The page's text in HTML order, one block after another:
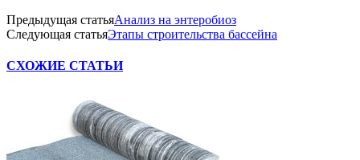
Предыдущая статьяАнализ на энтеробиоз
Следующая статьяЭтапы строительства бассейна
СХОЖИЕ СТАТЬИ